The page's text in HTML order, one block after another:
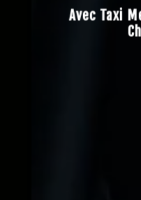
Avec Taxi